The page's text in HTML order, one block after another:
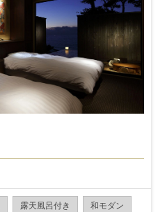
露天風呂付き 和モダン